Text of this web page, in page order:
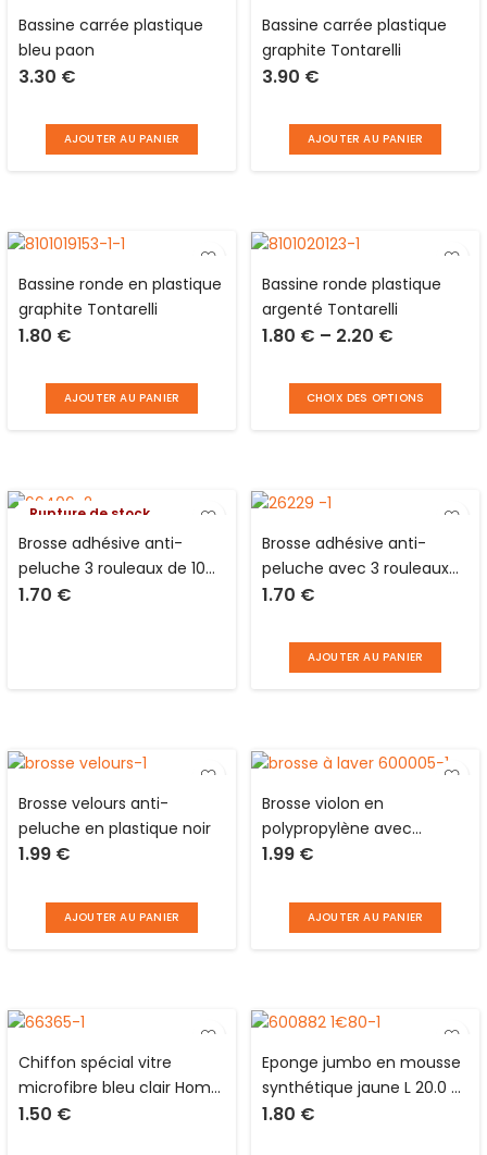
Bassine carrée plastique
bleu paon
3.30 €
AJOUTER AU PANIER
Bassine carrée plastique
graphite Tontarelli
3.90 €
AJOUTER AU PANIER
Bassine ronde en plastique
graphite Tontarelli
1.80 €
AJOUTER AU PANIER
Bassine ronde plastique
argenté Tontarelli
1.80 € – 2.20 €
CHOIX DES OPTIONS
Rupture de stock
Brosse adhésive anti-
peluche 3 rouleaux de 10
feuilles Lifetime Classics
1.70 €
Brosse adhésive anti-
peluche avec 3 rouleaux
de 10 feuilles Home
d’emballage et de
couleurs)
1.70 €
AJOUTER AU PANIER
Brosse velours anti-
peluche en plastique noir
1.99 €
AJOUTER AU PANIER
Brosse violon en
polypropylène avec
monture en bois L 17 cm
1.99 €
AJOUTER AU PANIER
Chiffon spécial vitre
microfibre bleu clair Home
Essential
1.50 €
Eponge jumbo en mousse
synthétique jaune L 20.0 x l
9.0 x P 4.2 cm Turbocar
1.80 €